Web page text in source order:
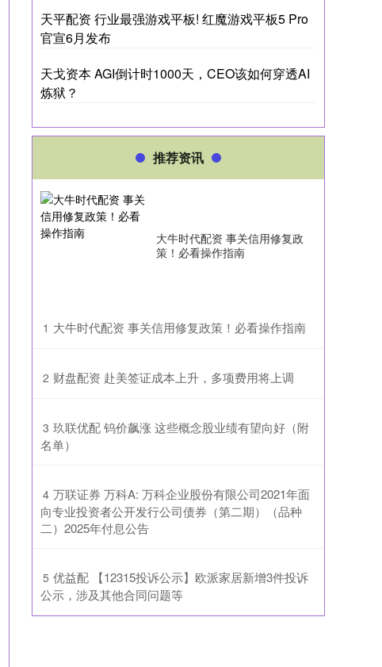
天平配资 行业最强游戏平板! 红魔游戏平板5 Pro
官宣6月发布
天戈资本 AGI倒计时1000天，CEO该如何穿透AI
炼狱？
推荐资讯
大牛时代配资 事关信用修复政
策！必看操作指南
1 ​大牛时代配资 事关信用修复政策！必看操作指南
2 ​财盘配资 赴美签证成本上升，多项费用将上调
3 ​玖联优配 钨价飙涨 这些概念股业绩有望向好（附
名单）
4 ​万联证券 万科A: 万科企业股份有限公司2021年面
向专业投资者公开发行公司债券（第二期）（品种
二）2025年付息公告
5 ​优益配 【12315投诉公示】欧派家居新增3件投诉
公示，涉及其他合同问题等